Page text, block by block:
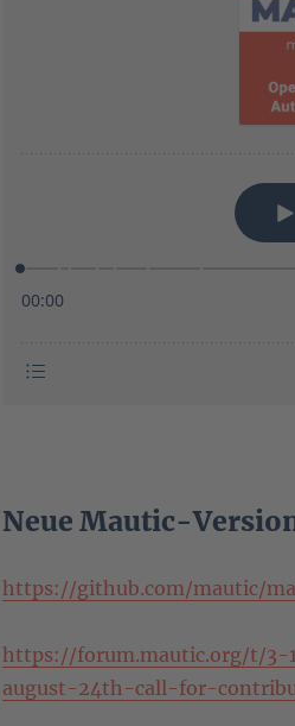
Neue Mautic-
https://github.com/mautic/
https://forum.mautic.org/t/
august-24th-call-for-